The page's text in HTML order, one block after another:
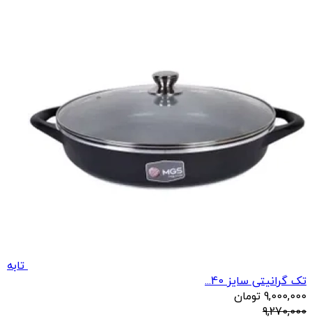
تابه
تک گرانیتی سایز 40...
9,000,000 تومان
9,270,000